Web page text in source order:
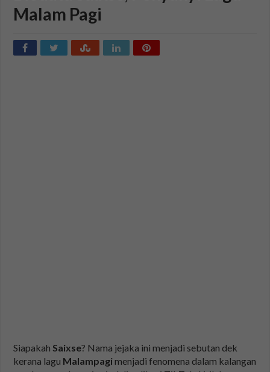
Malam Pagi
Siapakah Saixse? Nama jejaka ini menjadi sebutan dek
kerana lagu Malampagi menjadi fenomena dalam kalangan